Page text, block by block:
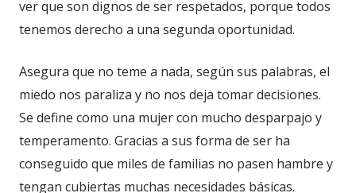
ver que son dignos de ser respetados, porque todos
tenemos derecho a una segunda oportunidad.
Asegura que no teme a nada, según sus palabras, el
miedo nos paraliza y no nos deja tomar decisiones.
Se define como una mujer con mucho desparpajo y
temperamento. Gracias a sus forma de ser ha
conseguido que miles de familias no pasen hambre y
tengan cubiertas muchas necesidades básicas.